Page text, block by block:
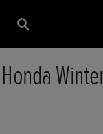
Honda